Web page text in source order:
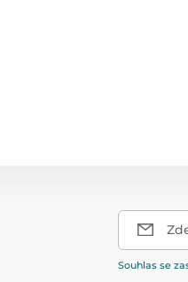
Souhlas se